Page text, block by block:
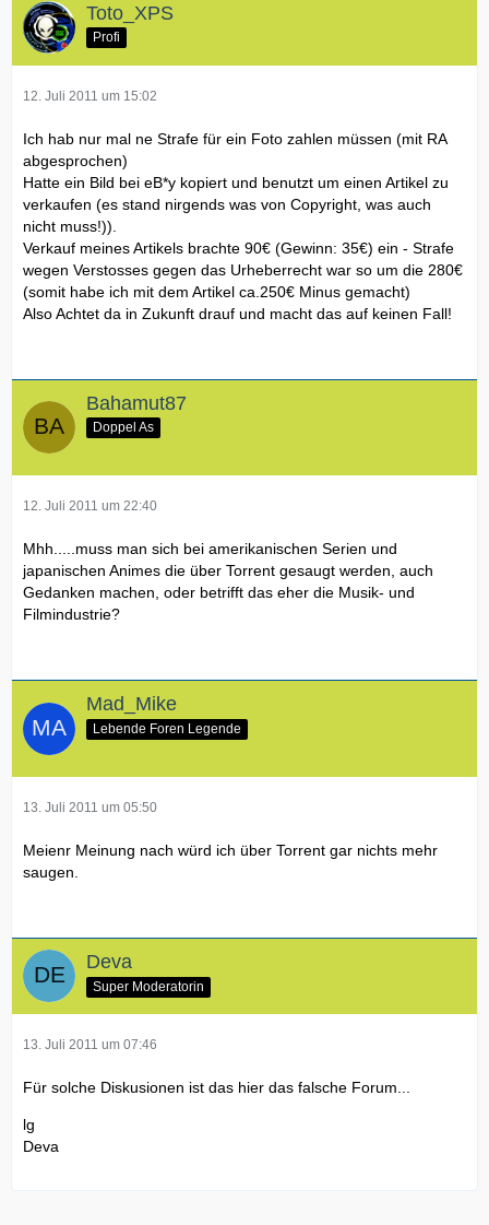
Toto_XPS
Profi
12. Juli 2011 um 15:02
Ich hab nur mal ne Strafe für ein Foto zahlen müssen (mit RA
abgesprochen)
Hatte ein Bild bei eB*y kopiert und benutzt um einen Artikel zu
verkaufen (es stand nirgends was von Copyright, was auch
nicht muss!)).
Verkauf meines Artikels brachte 90€ (Gewinn: 35€) ein - Strafe
wegen Verstosses gegen das Urheberrecht war so um die 280€
(somit habe ich mit dem Artikel ca.250€ Minus gemacht)
Also Achtet da in Zukunft drauf und macht das auf keinen Fall!
Bahamut87
Doppel As
12. Juli 2011 um 22:40
Mhh.....muss man sich bei amerikanischen Serien und
japanischen Animes die über Torrent gesaugt werden, auch
Gedanken machen, oder betrifft das eher die Musik- und
Filmindustrie?
Mad_Mike
Lebende Foren Legende
13. Juli 2011 um 05:50
Meienr Meinung nach würd ich über Torrent gar nichts mehr
saugen.
Deva
Super Moderatorin
13. Juli 2011 um 07:46
Für solche Diskusionen ist das hier das falsche Forum...
lg
Deva